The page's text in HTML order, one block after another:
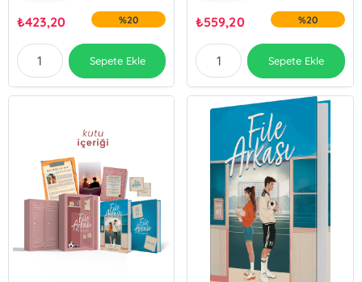
₺423,20 %20
Sepete Ekle
₺559,20 %20
Sepete Ekle